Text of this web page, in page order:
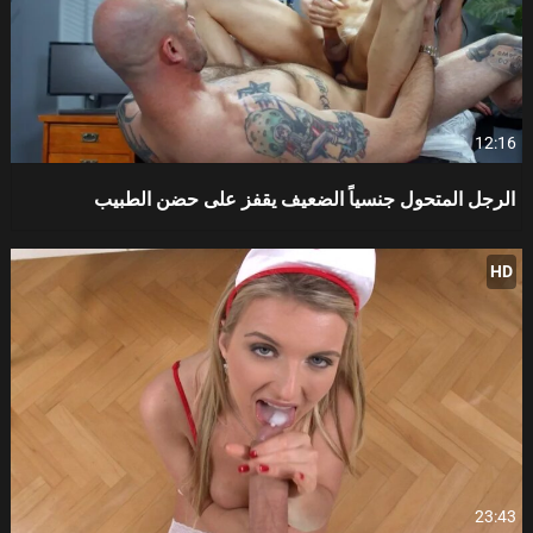
12:16
الرجل المتحول جنسياً الضعيف يقفز على حضن الطبيب
HD
23:43